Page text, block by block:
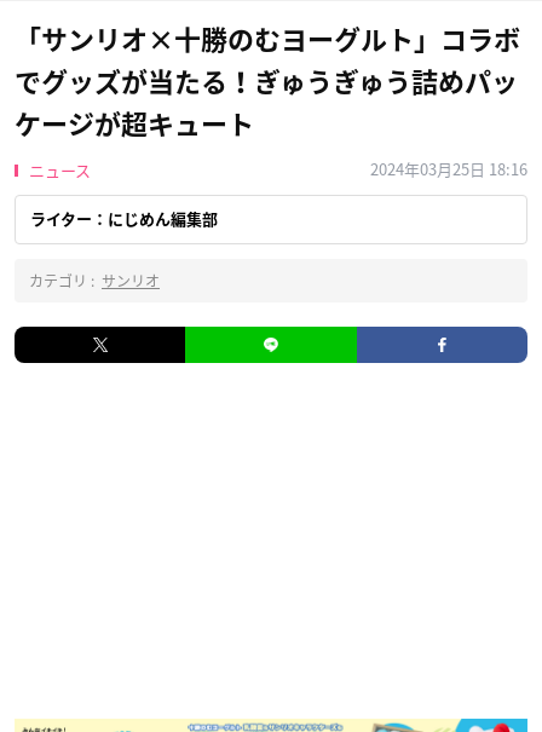
「サンリオ×十勝のむヨーグルト」コラボ
でグッズが当たる！ぎゅうぎゅう詰めパッ
ケージが超キュート
ニュース 2024年03月25日 18:16
ライター：にじめん編集部
カテゴリ : サンリオ